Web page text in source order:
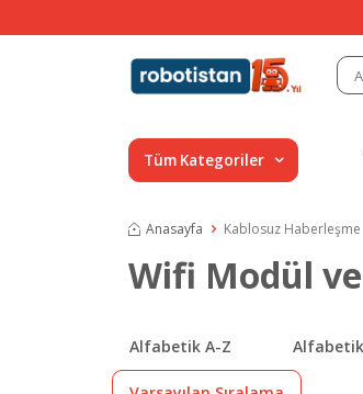
Tüm Kategoriler
Anasayfa Kablosuz Haberleşme
Wifi Modül
Alfabetik A-Z